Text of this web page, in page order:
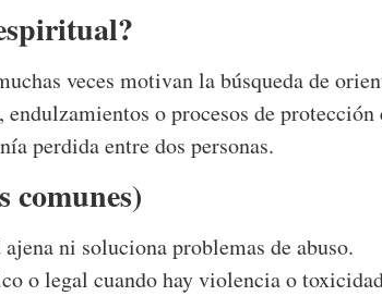
veces motivan la búsqueda de
o procesos de
perdida entre dos personas.
comunes)
ni soluciona problemas de abuso.
o legal cuando hay violencia o